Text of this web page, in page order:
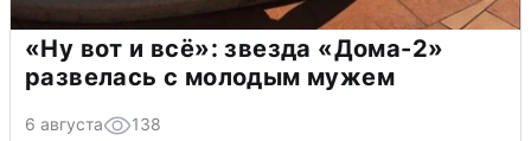
«Ну вот и всё»: звезда «Дома-2»
развелась с молодым мужем
6 августа 138